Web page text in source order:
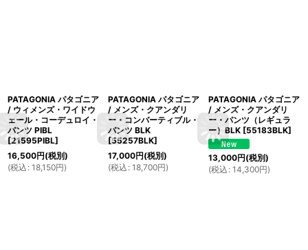
PATAGONIA パタゴニア
/ ウィメンズ・ワイドウ
ェール・コーデュロイ・
パンツ PIBL
[21595PIBL]
16,500円(税別)
(税込 : 18,150円)
PATAGONIA パタゴニア
/ メンズ・クアンダリ
ー・コンバーティブル・
パンツ BLK
[55257BLK]
17,000円(税別)
(税込 : 18,700円)
PATAGONIA パタゴニア
/ メンズ・クアンダリ
ー・パンツ（レギュラ
ー）BLK [55183BLK]
13,000円(税別)
(税込 : 14,300円)